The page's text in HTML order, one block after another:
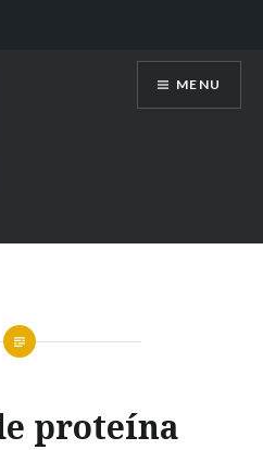
MENU
proteína